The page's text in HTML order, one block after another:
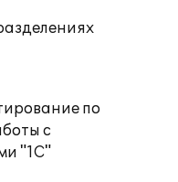
по
с
"1С"